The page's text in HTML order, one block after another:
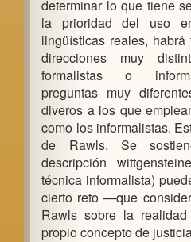
determinar lo que tiene
la prioridad del uso
lingüísticas reales,
direcciones muy
formalistas o
preguntas muy
diveros a los que
como los informalistas.
de Rawls. Se
descripción
técnica informalista)
cierto reto —que
Rawls sobre la
propio concepto de